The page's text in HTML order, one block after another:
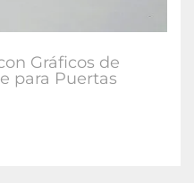
Gráficos de
para Puertas